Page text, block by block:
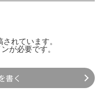
れています。
ンが必要です。
書く